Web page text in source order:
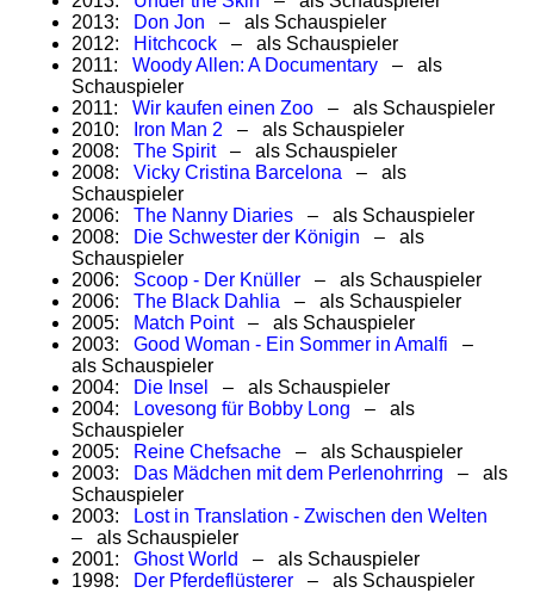
2013:
Don Jon – als Schauspieler
2012:
Hitchcock – als Schauspieler
2011: Woody Allen: A Documentary – als
Schauspieler
2011: Wir kaufen einen Zoo – als Schauspieler
2010:
Iron Man 2 – als Schauspieler
2008: The Spirit– als Schauspieler
2008: Vicky Cristina Barcelona – als
Schauspieler
2006: The Nanny Diaries – als Schauspieler
2008:
Die Schwester der Königin – als
Schauspieler
2006: Scoop - Der Knüller – als Schauspieler
2006: The Black Dahlia – als Schauspieler
2005:
Match Point– als Schauspieler
2003: Good Woman - Ein Sommer in Amalfi –
als Schauspieler
2004:
Die Insel
– als Schauspieler
2004:
Lovesong für Bobby Long – als
Schauspieler
2005:
Reine Chefsache – als Schauspieler
2003:
Das Mädchen mit dem Perlenohrring – als
Schauspieler
2003:
Lost in Translation - Zwischen den Welten
– als Schauspieler
2001: Ghost World
– als Schauspieler
1998:
Der Pferdeflüsterer – als Schauspieler